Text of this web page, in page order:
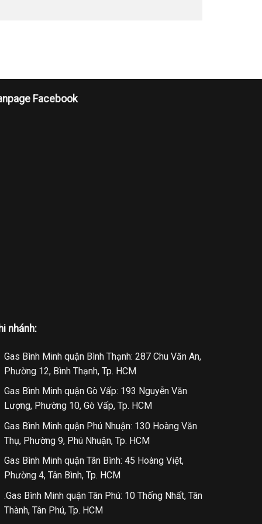
Facebook
nhánh:
Gas Bình Minh quận Bình Thạnh: 287 Chu Văn An,
Phường 12, Bình Thạnh, Tp. HCM
Gas Bình Minh quận Gò Vấp: 193 Nguyễn Văn
Lượng, Phường 10, Gò Vấp, Tp. HCM
Gas Bình Minh quận Phú Nhuận: 130 Hoàng Văn
Thụ, Phường 9, Phú Nhuận, Tp. HCM
Gas Bình Minh quận Tân Bình: 45 Hoàng Việt,
Phường 4, Tân Bình, Tp. HCM
.Gas Bình Minh quận Tân Phú: 10 Thống Nhất, Tân
Thành, Tân Phú, Tp. HCM